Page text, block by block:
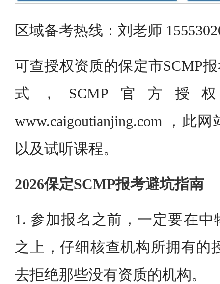
区域备考热线：刘老师
可查授权资质的保定市SCMP
式，SCMP官方授
www.caigoutianjing.com ，此
以及试听课程。
2026保定SCMP报考避坑指南
1. 参加报名之前，一定要在
之上，仔细核查机构所拥有的
去拒绝那些没有资质的机构。